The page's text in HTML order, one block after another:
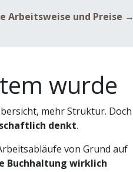
Arbeitsweise und Preise →​
wurde
mehr Struktur. Doch
denkt.
von Grund auf
Buchhaltung wirklich